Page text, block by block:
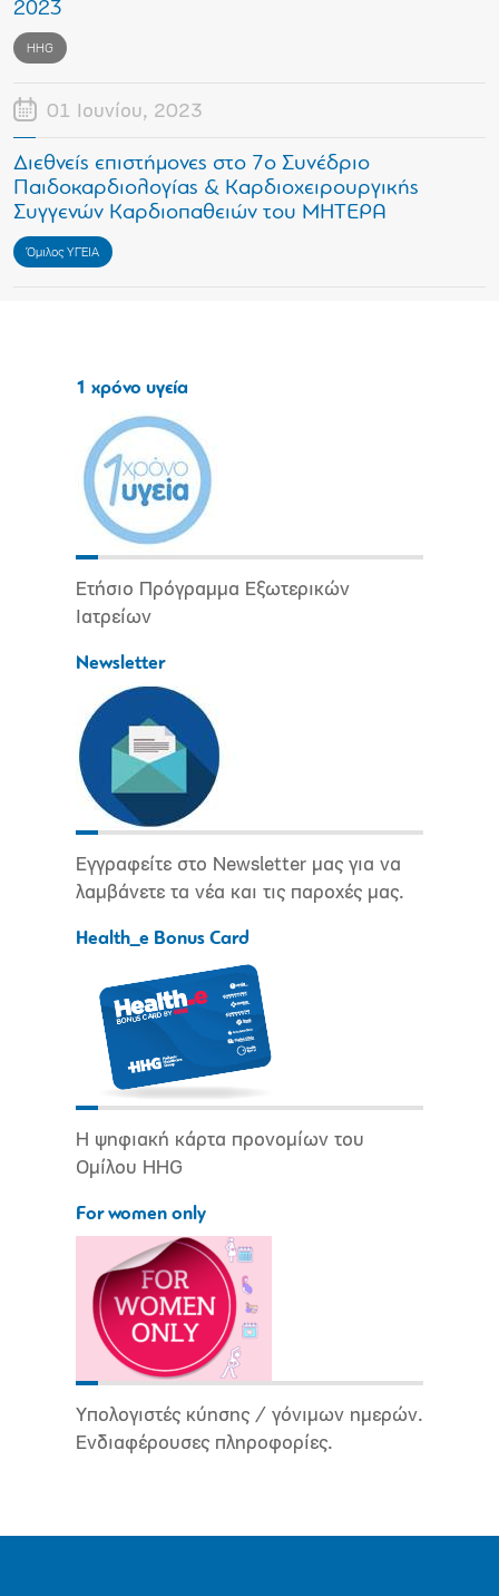
2023
HHG
01 Ιουνίου, 2023
Διεθνείς επιστήμονες στο 7ο Συνέδριο
Παιδοκαρδιολογίας & Καρδιοχειρουργικής
Συγγενών Καρδιοπαθειών του ΜΗΤΕΡΑ
Όμιλος ΥΓΕΙΑ
1 χρόνο υγεία
Ετήσιο Πρόγραμμα Εξωτερικών
Ιατρείων
Newsletter
Εγγραφείτε στο Newsletter μας για να
λαμβάνετε τα νέα και τις παροχές μας.
Health_e Bonus Card
Η ψηφιακή κάρτα προνομίων του
Ομίλου HHG
For women only
Υπολογιστές κύησης / γόνιμων ημερών.
Ενδιαφέρουσες πληροφορίες.